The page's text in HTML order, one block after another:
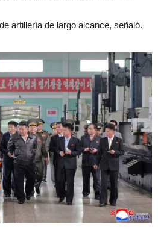
artillería de largo alcance, señaló.